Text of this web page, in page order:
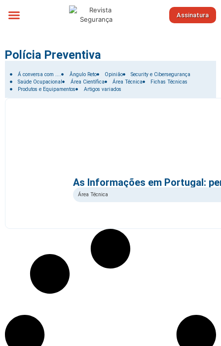
Assinatura
Polícia Preventiva
Filtrar por:
Á conversa com .... Ângulo Reto Opinião
Security e Cibersegurança
Saúde Ocupacional
Área Científica Área Técnica
Fichas Técnicas
Produtos e Equipamentos
Artigos variados
As Informações em Portugal:
Área Técnica